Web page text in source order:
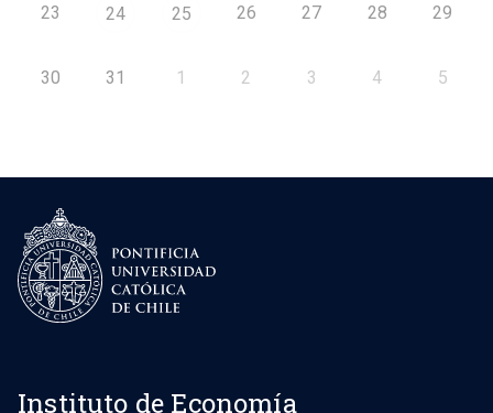
23 24 25 26 27 28 29
30 31 1 2 3 4 5
Instituto de Economía